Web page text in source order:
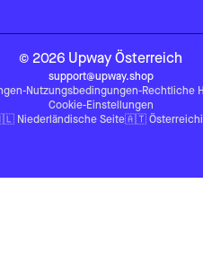
© 2026 Upway Österreich
support@upway.shop
-Nutzungsbedingungen-Rechtliche
Cookie-Einstellungen
Niederländische Seite🇦🇹